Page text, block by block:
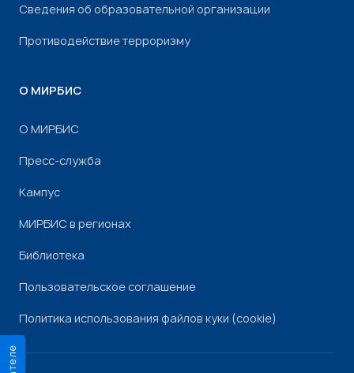
Сведения об образовательной организации
Противодействие терроризму
О МИРБИС
О МИРБИС
Пресс-служба
Кампус
МИРБИС в регионах
Библиотека
Пользовательское соглашение
Политика использования файлов куки (cookie)